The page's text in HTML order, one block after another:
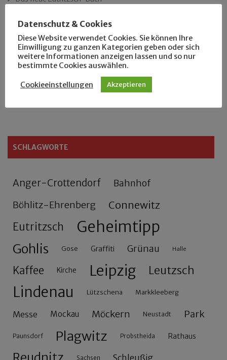
Der Leipziger Schmiedetag von 1904
Rennfahrer in Schönefeld und Zschocher
SCHLAGWORTE
Anger-Crottendorf Bahnhof
Böhlitz-Ehrenberg Connewitz
Eutritzsch Geheimtipp
Gohlis Gose Graffiti Grünau Halle
Kaffee Kirche Leipzig Leutzsch
Lindenau Lützschena Markkleeberg
Messe Mockau Möckern Neustadt Park
Paunsdorf Plagwitz Probstheida Rathaus
Sachsen
Datenschutz & Cookies
Diese Website verwendet Cookies. Sie können Ihre
Einwilligung zu ganzen Kategorien geben oder sich
weitere Informationen anzeigen lassen und so nur
bestimmte Cookies auswählen.
Cookieeinstellungen Akzeptieren